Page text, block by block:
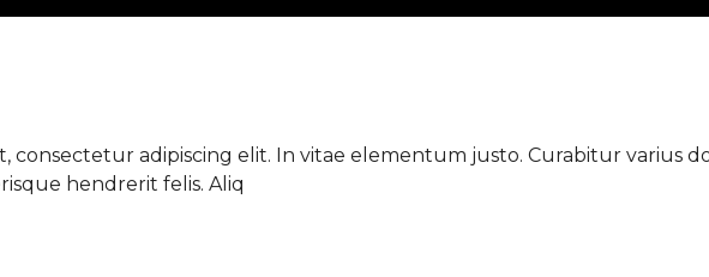
consectetur adipiscing elit. In vitae elementum justo. Curabitur varius
hendrerit felis. Aliq